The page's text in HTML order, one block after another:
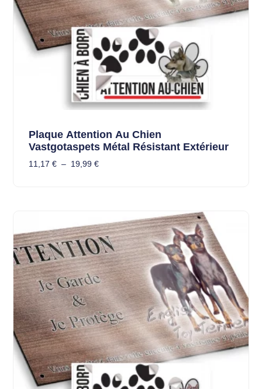
Plaque Attention Au Chien
Vastgotaspets Métal Résistant Extérieur
11,17 € – 19,99 €